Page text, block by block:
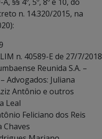
n. 14.320/2015, na
n. 40589-E de 27/7/2018
Reunida S.A. –
Advogados: Juliana
Antônio e outros
Leal
Feliciano dos Reis
Chaves